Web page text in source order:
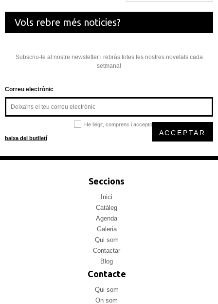
Vols rebre més noticies?
Subscriu-te al nostre newsletter i rebràs totes les nostres novetats cada
setmana!
Correu electrònic
He llegit, comprenc i accepto la
baixa del butlletí
ACCEPTAR
Seccions
Inici
Catàleg
Agenda
Galeria
Qui som
Contactar
Blog
Contacte
Qui som
On som